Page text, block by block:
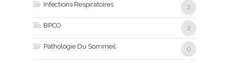
Infections Respiratoires 2
BPCO 2
Pathologie Du Sommeil 0